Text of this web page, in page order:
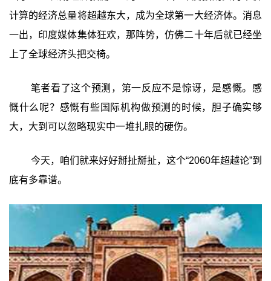
计算的经济总量将超越东大，成为全球第一大经济体。消息
一出，印度媒体集体狂欢，那阵势，仿佛二十年后就已经坐
上了全球经济头把交椅。
笔者看了这个预测，第一反应不是惊讶，是感慨。感
慨什么呢？感慨有些国际机构做预测的时候，胆子确实够
大，大到可以忽略现实中一堆扎眼的硬伤。
今天，咱们就来好好掰扯掰扯，这个“2060年超越论”到
底有多靠谱。